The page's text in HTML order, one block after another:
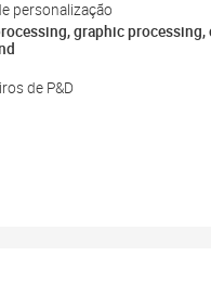
personalização
graphic processing,
de P&D